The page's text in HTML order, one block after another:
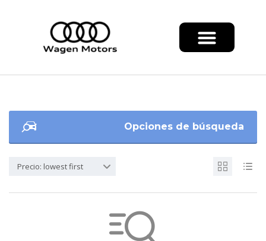
Opciones de búsqueda
Precio: lowest first